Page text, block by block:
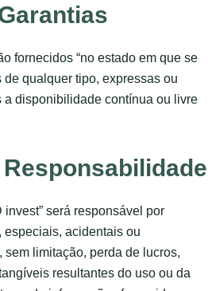
fornecidos “no estado em que se
de qualquer tipo, expressas ou
a disponibilidade contínua ou livre
invest” será responsável por
acidentais ou
limitação, perda de lucros,
resultantes do uso ou da